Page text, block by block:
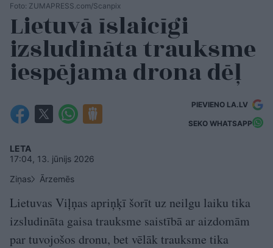
Foto: ZUMAPRESS.com/Scanpix
Lietuvā īslaicīgi
izsludināta trauksme
iespējama drona dēļ
PIEVIENO LA.LV
SEKO WHATSAPP
LETA
17:04, 13. jūnijs 2026
Ziņas
Ārzemēs
Lietuvas Viļņas apriņķī šorīt uz neilgu laiku tika
izsludināta gaisa trauksme saistībā ar aizdomām
par tuvojošos dronu, bet vēlāk trauksme tika